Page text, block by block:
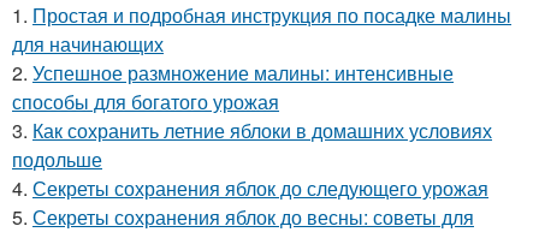
1. Простая и подробная инструкция по посадке малины
для начинающих
2. Успешное размножение малины: интенсивные
способы для богатого урожая
3. Как сохранить летние яблоки в домашних условиях
подольше
4. Секреты сохранения яблок до следующего урожая
5. Секреты сохранения яблок до весны: советы для